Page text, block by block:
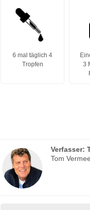
6 mal täglich 4
Tropfen
3
Verfasser:
Tom